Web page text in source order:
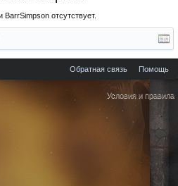
отсутствует.
Обратная связь Помощь
Условия и правила